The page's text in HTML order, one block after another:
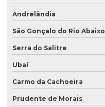
Andrelândia
São Gonçalo do Rio Abaixo
Serra do Salitre
Ubaí
Carmo da Cachoeira
Prudente de Morais